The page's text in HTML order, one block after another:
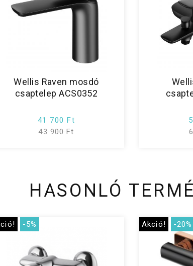
Wellis Raven mosdó
csaptelep ACS0352
41 700 Ft
43 900 Ft
HASONLÓ
-5% Akció! -20%